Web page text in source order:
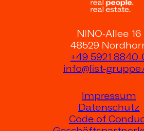
NINO-Allee 16
48529
+49 5921 8840-
info@list-
Impressum
Datenschutz
Code of